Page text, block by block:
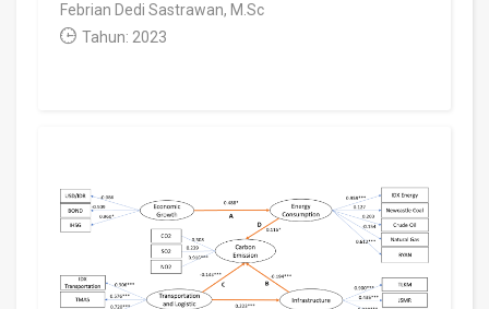
Febrian Dedi Sastrawan, M.Sc
Tahun: 2023